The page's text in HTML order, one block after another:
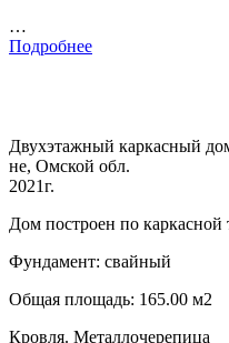
…
Подробнее
Двухэтажный каркасный
не, Омской обл.
2021г.
Дом построен по каркасной
Фундамент: свайный
Общая площадь: 165.00 м2
Кровля. Металлочерепица